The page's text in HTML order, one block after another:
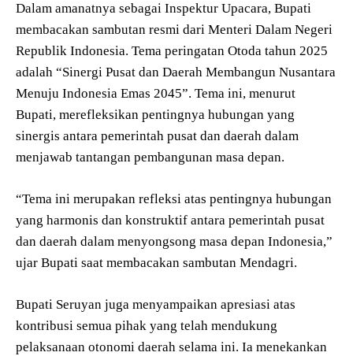
Dalam amanatnya sebagai Inspektur Upacara, Bupati
membacakan sambutan resmi dari Menteri Dalam Negeri
Republik Indonesia. Tema peringatan Otoda tahun 2025
adalah “Sinergi Pusat dan Daerah Membangun Nusantara
Menuju Indonesia Emas 2045”. Tema ini, menurut
Bupati, merefleksikan pentingnya hubungan yang
sinergis antara pemerintah pusat dan daerah dalam
menjawab tantangan pembangunan masa depan.
“Tema ini merupakan refleksi atas pentingnya hubungan
yang harmonis dan konstruktif antara pemerintah pusat
dan daerah dalam menyongsong masa depan Indonesia,”
ujar Bupati saat membacakan sambutan Mendagri.
Bupati Seruyan juga menyampaikan apresiasi atas
kontribusi semua pihak yang telah mendukung
pelaksanaan otonomi daerah selama ini. Ia menekankan